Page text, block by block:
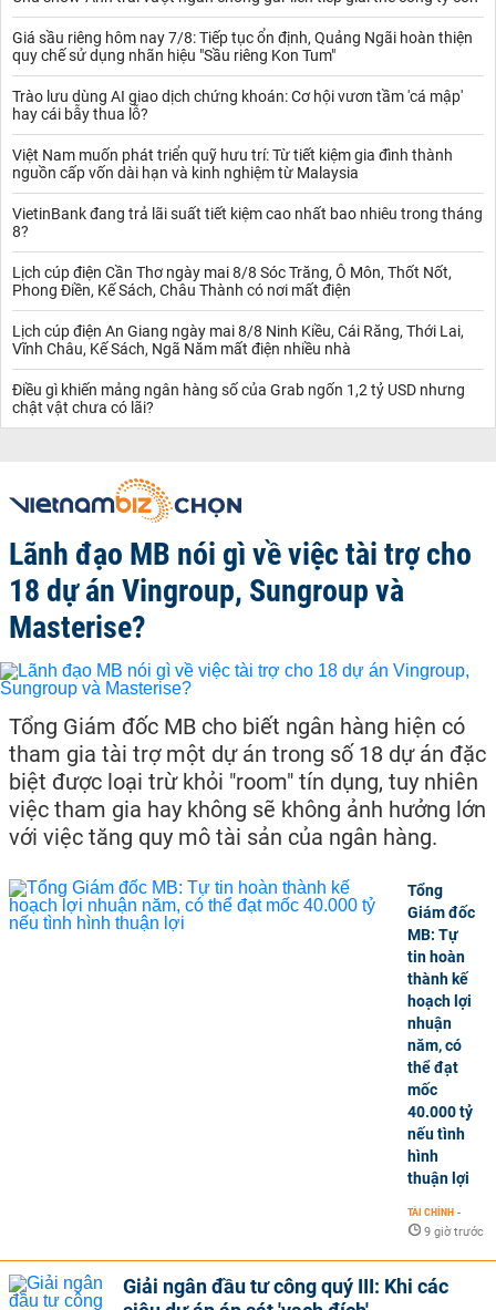
Giá sầu riêng hôm nay 7/8: Tiếp tục ổn định, Quảng Ngãi hoàn thiện
quy chế sử dụng nhãn hiệu "Sầu riêng Kon Tum"
Trào lưu dùng AI giao dịch chứng khoán: Cơ hội vươn tầm 'cá mập'
hay cái bẫy thua lỗ?
Việt Nam muốn phát triển quỹ hưu trí: Từ tiết kiệm gia đình thành
nguồn cấp vốn dài hạn và kinh nghiệm từ Malaysia
VietinBank đang trả lãi suất tiết kiệm cao nhất bao nhiêu trong tháng
8?
Lịch cúp điện Cần Thơ ngày mai 8/8 Sóc Trăng, Ô Môn, Thốt Nốt,
Phong Điền, Kế Sách, Châu Thành có nơi mất điện
Lịch cúp điện An Giang ngày mai 8/8 Ninh Kiều, Cái Răng, Thới Lai,
Vĩnh Châu, Kế Sách, Ngã Năm mất điện nhiều nhà
Điều gì khiến mảng ngân hàng số của Grab ngốn 1,2 tỷ USD nhưng
chật vật chưa có lãi?
Lãnh đạo MB nói gì về việc tài trợ cho
18 dự án Vingroup, Sungroup và
Masterise?
Tổng Giám đốc MB cho biết ngân hàng hiện có
tham gia tài trợ một dự án trong số 18 dự án đặc
biệt được loại trừ khỏi "room" tín dụng, tuy nhiên
việc tham gia hay không sẽ không ảnh hưởng lớn
với việc tăng quy mô tài sản của ngân hàng.
Tổng
Giám đốc
MB: Tự
tin hoàn
thành kế
hoạch lợi
nhuận
năm, có
thể đạt
mốc
40.000 tỷ
nếu tình
hình
thuận lợi
TÀI CHÍNH -
9 giờ trước
Giải ngân đầu tư công quý III: Khi các